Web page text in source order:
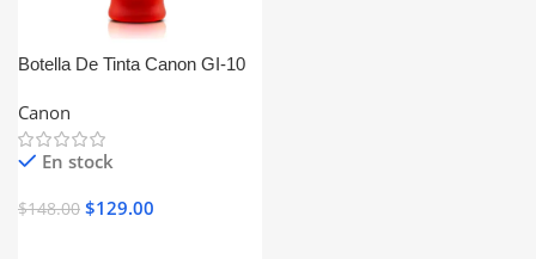
Botella De Tinta Canon GI-10
Canon
En stock
$148.00 $129.00